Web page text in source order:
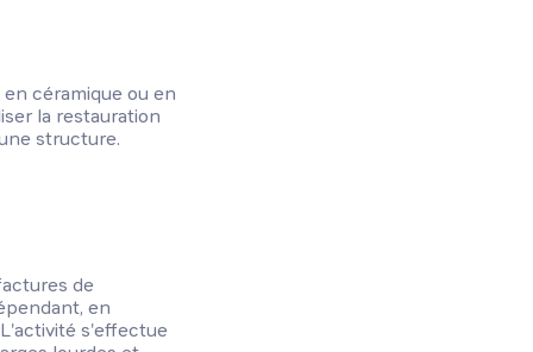
céramique ou en
la restauration
structure.
de
en
s'effectue